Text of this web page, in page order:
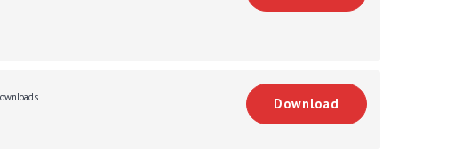
Download